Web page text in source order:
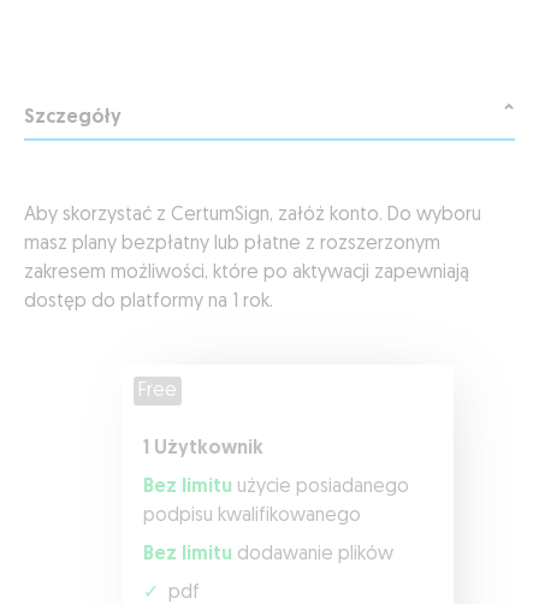
Szczegóły
Aby skorzystać z CertumSign, załóż konto. Do wyboru
masz plany bezpłatny lub płatne z rozszerzonym
zakresem możliwości, które po aktywacji zapewniają
dostęp do platformy na 1 rok.
Free
1 Użytkownik
Bez limitu użycie posiadanego
podpisu kwalifikowanego
Bez limitu dodawanie plików
✓
pdf